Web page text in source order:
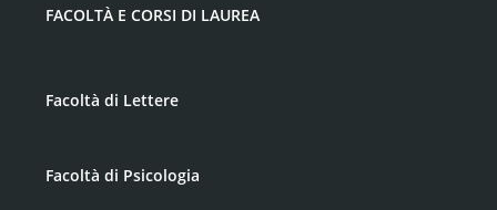
FACOLTÀ E CORSI DI LAUREA
Facoltà di Lettere
Facoltà di Psicologia